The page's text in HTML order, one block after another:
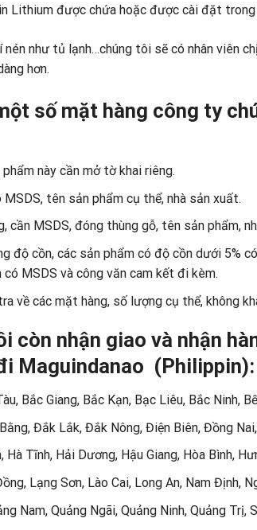
Lithium được chứa hoặc được cài đặt
nén như tủ lạnh…chúng tôi sẽ có nhân viên
hơn.
số mặt hàng công ty
này cần mở tờ khai riêng.
tên sản phẩm cụ thể, nhà sản xuất.
cần MSDS, đóng thùng gỗ, tên sản phẩm,
độ cồn, các sản phẩm có độ cồn dưới 5%
MSDS và công văn cam kết đi kèm.
về các mặt hàng, số lượng cụ thể, không
còn nhận giao và nhận
Maguindanao (Philippin):
Bắc Giang, Bắc Kạn, Bạc Liêu, Bắc Ninh,
Đắk Lắk, Đắk Nông, Điện Biên, Đồng
Hà Tĩnh, Hải Dương, Hậu Giang, Hòa Bình,
Lạng Sơn, Lào Cai, Long An, Nam Định,
Nam, Quảng Ngãi, Quảng Ninh, Quảng Trị,